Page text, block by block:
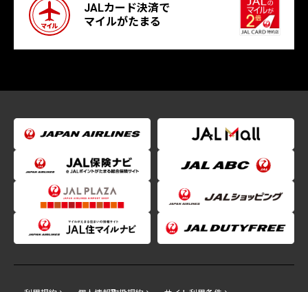
JALカード決済で
マイルがたまる